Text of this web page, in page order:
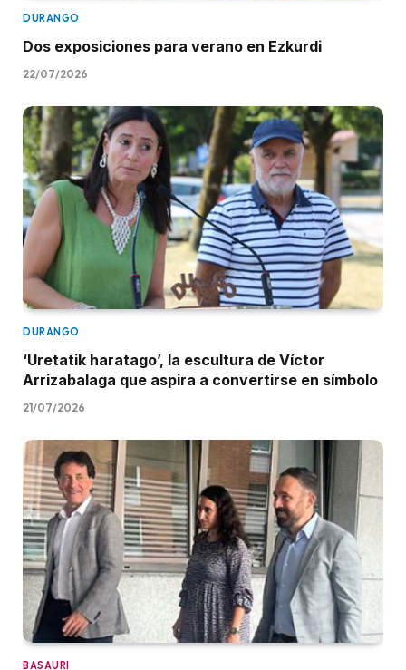
DURANGO
Dos exposiciones para verano en Ezkurdi
22/07/2026
DURANGO
‘Uretatik haratago’, la escultura de Víctor
Arrizabalaga que aspira a convertirse en símbolo
21/07/2026
BASAURI